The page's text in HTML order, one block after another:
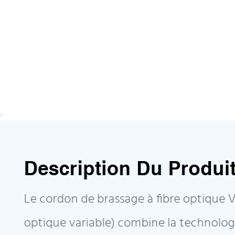
Description Du
Le cordon de brassage à fibre optique
optique variable) combine la